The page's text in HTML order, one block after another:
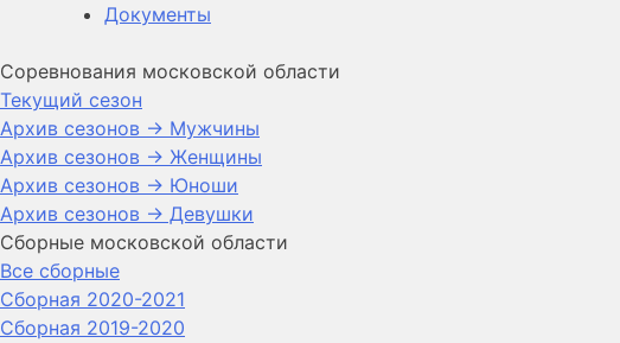
Документы
Соревнования московской области
Текущий сезон
Архив сезонов -> Мужчины
Архив сезонов -> Женщины
Архив сезонов -> Юноши
Архив сезонов -> Девушки
Сборные московской области
Все сборные
Сборная 2020-2021
Сборная 2019-2020